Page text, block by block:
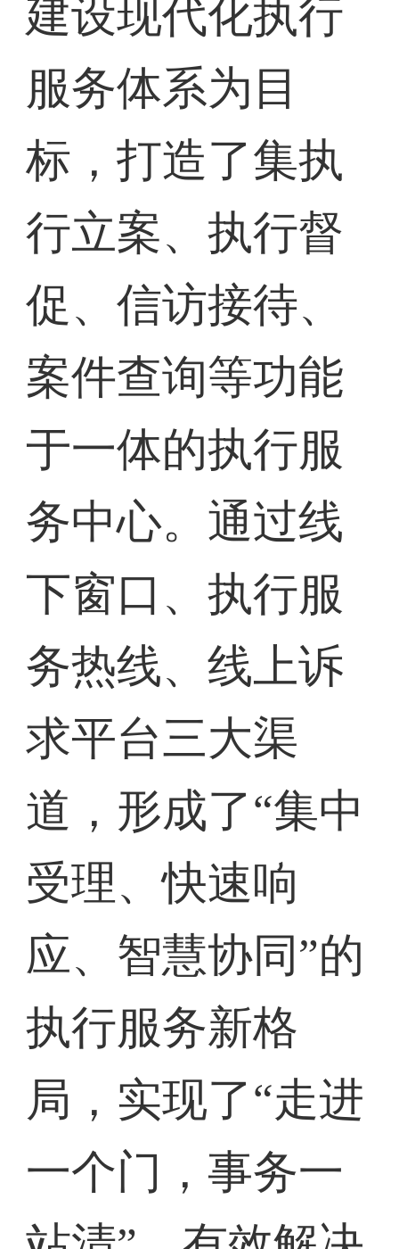
建设现代化执行
服务体系为目
标，打造了集执
行立案、执行督
促、信访接待、
案件查询等功能
于一体的执行服
务中心。通过线
下窗口、执行服
务热线、线上诉
求平台三大渠
道，形成了“集中
受理、快速响
应、智慧协同”的
执行服务新格
局，实现了“走进
一个门，事务一